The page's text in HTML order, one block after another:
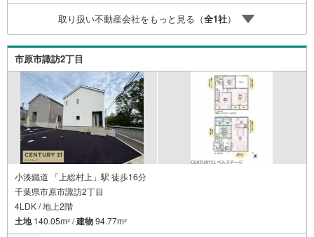
す♪玄関横には使い勝手の良い可動棚付きSICを完備♪お子
様のお留守番にも安心TVモニターインターフォン付き♪セ
カンドカーや来客にも便利な駐車スペース3台分♪◆周辺環
境◆市原市立千種小学校 徒歩9分市原市立千種中学校 徒
歩10分ほのぼの保育園 徒歩5分志高幼稚園 車8分
取り扱い不動産会社をもっと見る（全1社）
市原市諏訪2丁目
小湊鐵道 「上総村上」駅 徒歩16分
千葉県市原市諏訪2丁目
4LDK / 地上2階
土地140.05m2 /建物94.77m2